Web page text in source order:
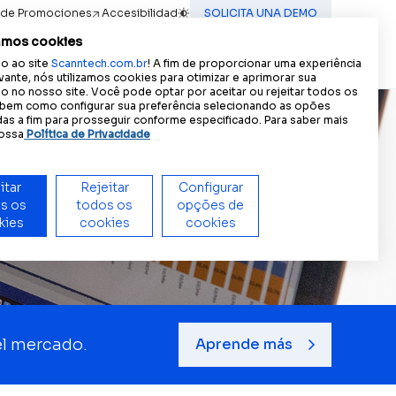
Promociones Accesibilidad
SOLICITA UNA DEMO
accesible:
Nuestros líderes
Conoce al equipo que lidera la
de las empresas.
Más información.
única y granular de las ventas
Contacto (IN) MOTION
ES
PT
EN
mercado. Aprende más
cookies
ao site Scanntech.com.br! A fim de proporcionar uma experiência
nós utilizamos cookies para otimizar e aprimorar sua
no nosso site. Você pode optar por aceitar ou rejeitar todos os
como configurar sua preferência selecionando as opões
a fim para prosseguir conforme especificado. Para saber mais
Política de Privacidade
os
Rejeitar
todos os
cookies
Configurar
opções de
cookies